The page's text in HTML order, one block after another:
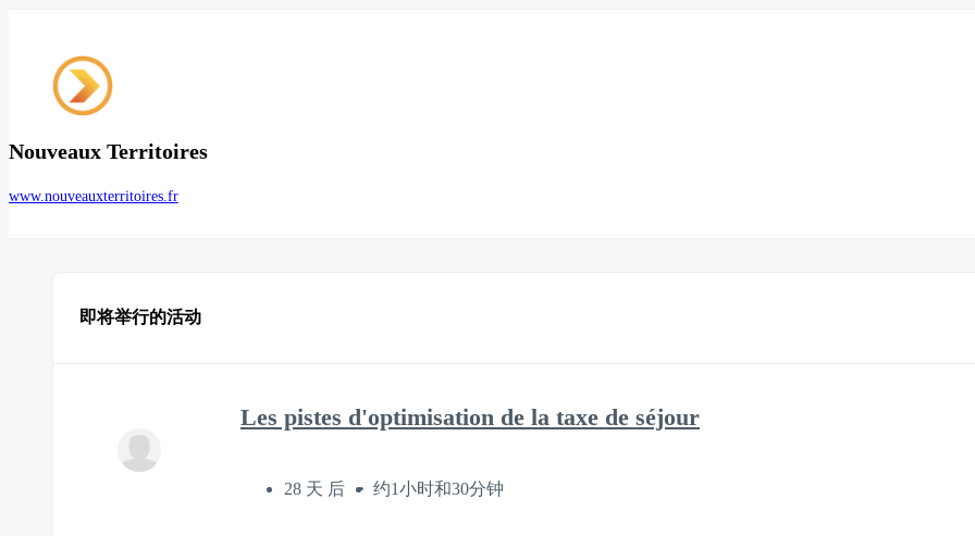
Nouveaux Territoires
www.nouveauxterritoires.fr
即将举行的活动
Les pistes d'optimisation de la taxe de séjour
28 天 后 约1小时和30分钟